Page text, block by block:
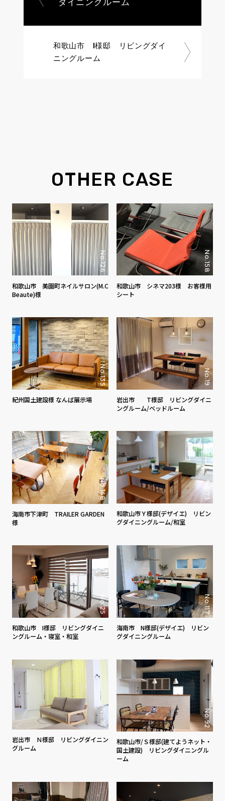
ダイニングルーム
和歌山市 I様邸 リビングダイ
ニングルーム
OTHER CASE
No.126
和歌山市 美園町ネイルサロン(M.C
Beaute)様
No.158
和歌山市 シネマ203様 お客様用
シート
No.135
紀州国土建設様 なんば展示場
No.19
岩出市 T様邸 リビングダイニ
ングルーム/ベッドルーム
No.148
海南市下津町 TRAILER GARDEN
様
No.73
和歌山市Ｙ様邸(デザイエ) リビン
グダイニングルーム/和室
No.25
和歌山市 I様邸 リビングダイニ
ングルーム・寝室・和室
No.117
海南市 N様邸(デザイエ) リビン
グダイニングルーム
No.16
岩出市 Ｎ様邸 リビングダイニン
グルーム
No.92
和歌山市/Ｓ様邸(建てようネット・
国土建設) リビングダイニングル
ーム